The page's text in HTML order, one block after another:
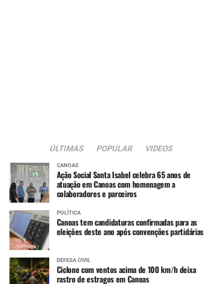
ÚLTIMAS POPULAR VIDEOS
CANOAS
Ação Social Santa Isabel celebra 65 anos de
atuação em Canoas com homenagem a
colaboradores e parceiros
POLÍTICA
Canoas tem candidaturas confirmadas para as
eleições deste ano após convenções partidárias
DEFESA CIVIL
Ciclone com ventos acima de 100 km/h deixa
rastro de estragos em Canoas